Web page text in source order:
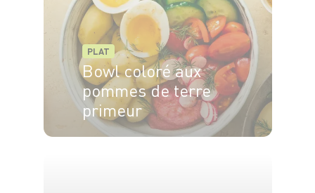
PLAT
Bowl coloré aux
pommes de terre
primeur